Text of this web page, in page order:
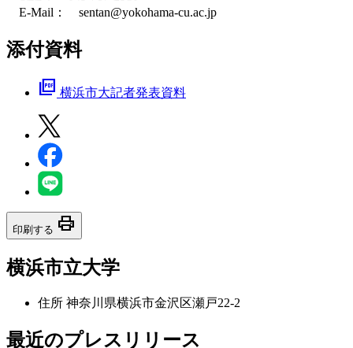
E-Mail： sentan@yokohama-cu.ac.jp
添付資料
picture_as_pdf 横浜市大記者発表資料
印刷する print
横浜市立大学
住所 神奈川県横浜市金沢区瀬戸22-2
最近のプレスリリース